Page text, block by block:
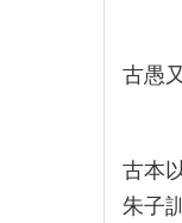
古愚
古本
朱子